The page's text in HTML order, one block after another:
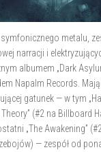
metalu,
narracji i
albumem „Dark
Napalm Records.
gatunek — w tym
(#2 na Billboard
„The Awakening”
— zespół od